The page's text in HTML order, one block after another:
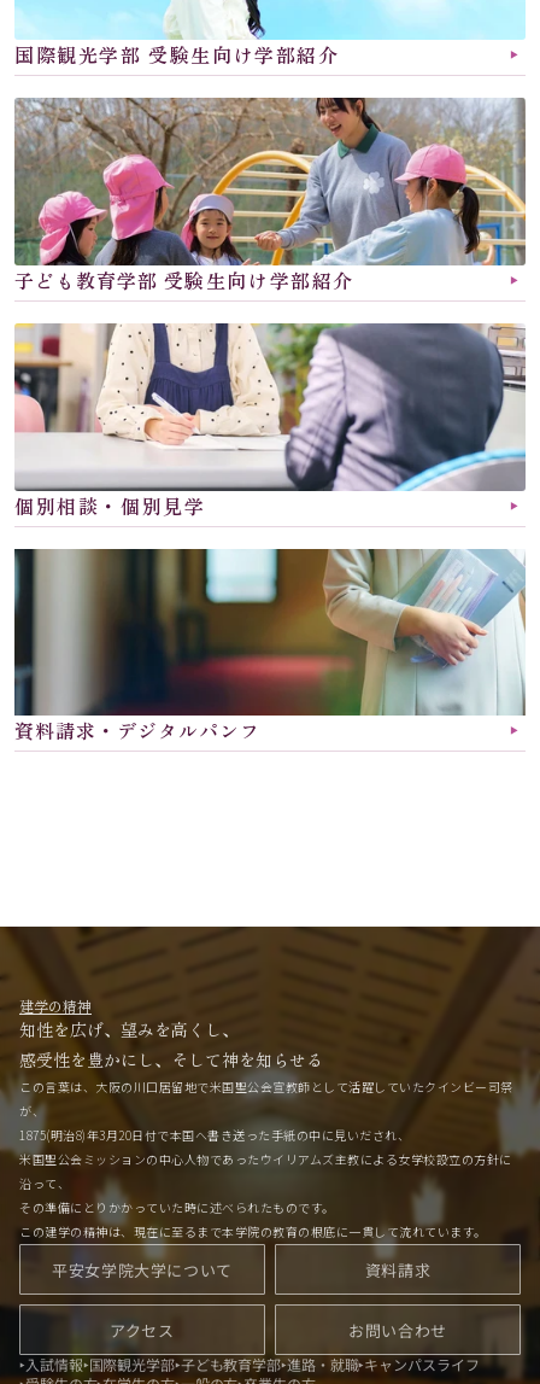
国際観光学部 受験生向け学部紹介 ▶︎
子ども教育学部 受験生向け学部紹介 ▶︎
個別相談・個別見学 ▶︎
資料請求・デジタルパンフ ▶︎
建学の精神
知性を広げ、望みを高くし、
感受性を豊かにし、そして神を知らせる
この言葉は、大阪の川口居留地で米国聖公会宣教師として活躍していたクインビー司祭
が、
1875(明治8)年3月20日付で本国へ書き送った手紙の中に見いだされ、
米国聖公会ミッションの中心人物であったウイリアムズ主教による女学校設立の方針に
沿って、
その準備にとりかかっていた時に述べられたものです。
この建学の精神は、現在に至るまで本学院の教育の根底に一貫して流れています。
平安女学院大学について 資料請求
アクセス お問い合わせ
入試情報 国際観光学部 子ども教育学部 進路・就職 キャンパスライフ